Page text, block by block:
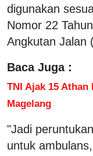
digunakan
Nomor 22
Angkutan Jalan
Baca Juga :
TNI Ajak 15
Magelang
"Jadi
untuk